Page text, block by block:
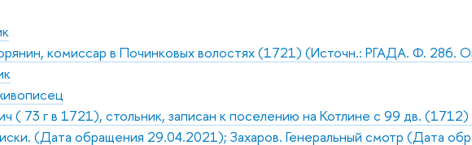
комиссар в Починковых волостях (1721) (Источн.: РГАДА. Ф. 286.
( 73 г в 1721), стольник, записан к поселению на Котлине с 99 дв.
(Дата обращения 29.04.2021); Захаров. Генеральный смотр (Дата